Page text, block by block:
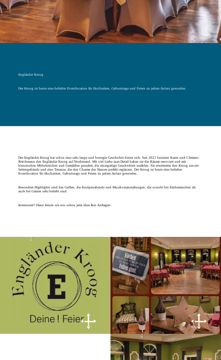
Unterkünfte suchen
Engländer Kroog
Der Kroog ist heute eine beliebte Eventlocation für Hochzeiten, Geburtstage und Feiern zu jedem Anlass geworden.
Der Engländer Kroog hat schon eine sehr lange und bewegte Geschichte hinter sich. Seit 2021 besitzen Karen und Clemens
Brüchmann den Engländer Kroog auf Nordstrand. Mit viel Liebe zum Detail haben sie die Räume renoviert und mit
historischen Möbelstücken und Gemälden gestaltet, die einzigartige Geschichten erzählen. Sie erweiterten den Kroog um ein
Seitengebäude und eine Terrasse, die den Charme des Hauses perfekt ergänzen. Der Kroog ist heute eine beliebte
Eventlocation für Hochzeiten, Geburtstage und Feiern zu jedem Anlass geworden.
Besondere Highlights sind das Grillen, die Kneipenabende und Musikveranstaltungen, die sowohl bei Einheimischen als
auch bei Gästen sehr beliebt sind.
Interessiert? Dann freuen wir uns schon jetzt über Ihre Anfragen.
© Clemens Brüchmann